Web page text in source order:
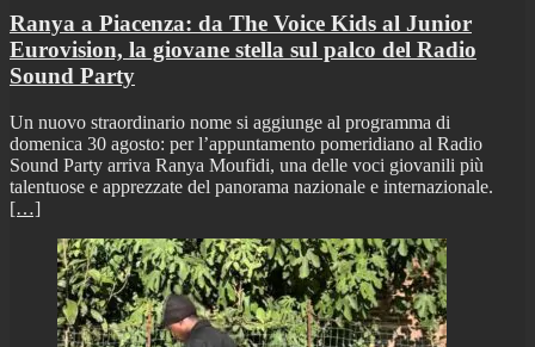
Ranya a Piacenza: da The Voice Kids al Junior
Eurovision, la giovane stella sul palco del Radio
Sound Party
Un nuovo straordinario nome si aggiunge al programma di
domenica 30 agosto: per l’appuntamento pomeridiano al Radio
Sound Party arriva Ranya Moufidi, una delle voci giovanili più
talentuose e apprezzate del panorama nazionale e internazionale.
[…]